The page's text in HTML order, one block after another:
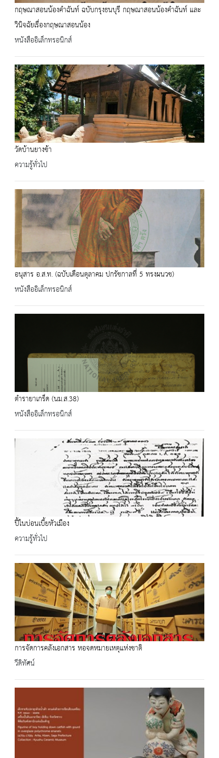
กฤษณาสอนน้องคำฉันท์ ฉบับกรุงธนบุรี กฤษณาสอนน้องคำฉันท์ และ
วินิจฉัยเรื่องกฤษณาสอนน้อง
หนังสืออิเล็กทรอนิกส์
วัดบ้านยางช้า
ความรู้ทั่วไป
อนุสาร อ.ส.ท. (ฉบับเดือนตุลาคม ปกรัชกาลที่ 5 ทรงผนวช)
หนังสืออิเล็กทรอนิกส์
ตำรายาเกร็ด (นม.ส.38)
หนังสืออิเล็กทรอนิกส์
ปี้ในบ่อนเบี้ยหัวเมือง
ความรู้ทั่วไป
การจัดการคลังเอกสาร หอจดหมายเหตุแห่งชาติ
วีดิทัศน์